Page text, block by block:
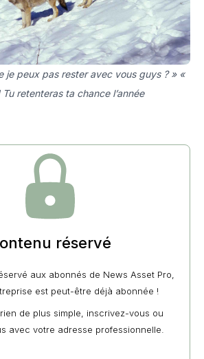
je peux pas rester avec vous guys ? » «
retenteras ta chance l’année
réservé
aux abonnés de News Asset Pro,
est peut-être déjà abonnée !
de plus simple, inscrivez-vous ou
avec votre adresse professionnelle.